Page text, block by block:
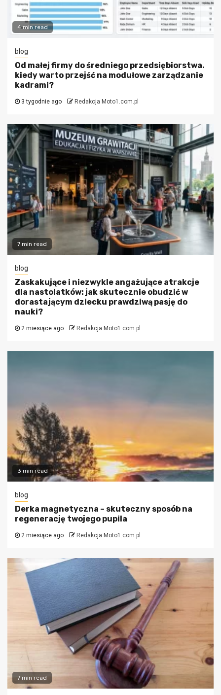
4 min read
blog
Od małej firmy do średniego przedsiębiorstwa.
kiedy warto przejść na modułowe zarządzanie
kadrami?
3 tygodnie ago Redakcja Moto1.com.pl
7 min read
blog
Zaskakujące i niezwykle angażujące atrakcje
dla nastolatków: jak skutecznie obudzić w
dorastającym dziecku prawdziwą pasję do
nauki?
2 miesiące ago Redakcja Moto1.com.pl
3 min read
blog
Derka magnetyczna – skuteczny sposób na
regenerację twojego pupila
2 miesiące ago Redakcja Moto1.com.pl
7 min read